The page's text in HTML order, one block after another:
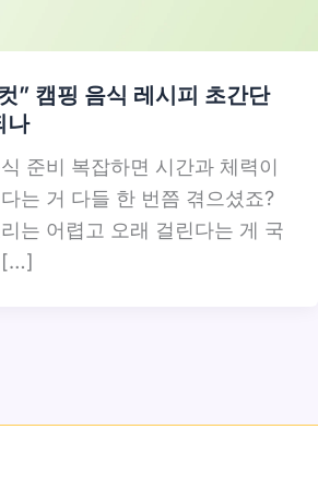
” 캠핑 음식 레시피 초간단
나
준비 복잡하면 시간과 체력이
는 거 다들 한 번쯤 겪으셨죠?
는 어렵고 오래 걸린다는 게 국
[…]